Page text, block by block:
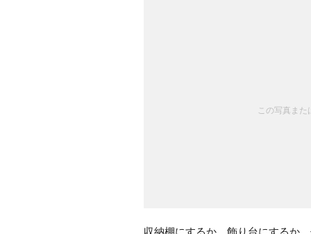
この写真ま
収納棚にするか、飾り台にするか